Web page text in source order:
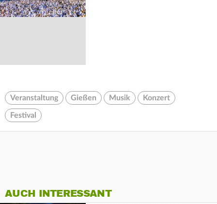
Veranstaltung Gießen Musik Konzert
Festival
AUCH INTERESSANT